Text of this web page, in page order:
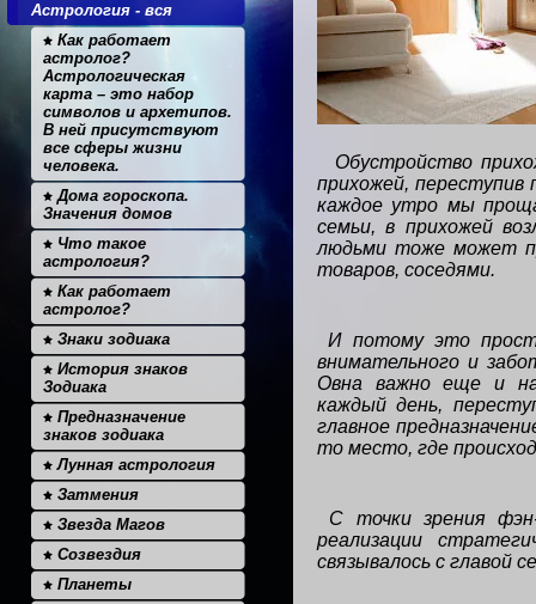
Астрология - вся
Как работает
астролог?
Астрологическая
карта – это набор
символов и архетипов.
В ней присутствуют
все сферы жизни
человека.
Дома гороскопа.
Значения домов
Что такое
астрология?
Как работает
астролог?
Знаки зодиака
История знаков
Зодиака
Предназначение
знаков зодиака
Лунная астрология
Затмения
Звезда Магов
Созвездия
Планеты
Обустройство
прихожей, переступив
каждое утро мы
семьи, в прихожей
людьми тоже может
товаров, соседями.
И потому это
внимательного и
Овна важно еще и
каждый день,
главное
то место, где
С точки зрения
реализации
связывалось с главой